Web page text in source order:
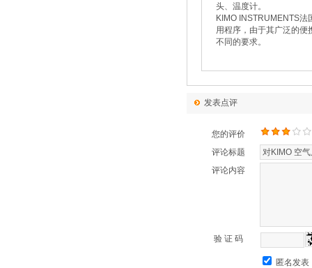
头、温度计。
KIMO INSTRUMENTS
用程序，由于其广泛的便
不同的要求。
发表点评
您的评价
评论标题
评论内容
验 证 码
匿名发表